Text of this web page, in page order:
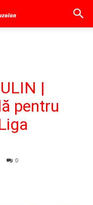
|
pentru
0